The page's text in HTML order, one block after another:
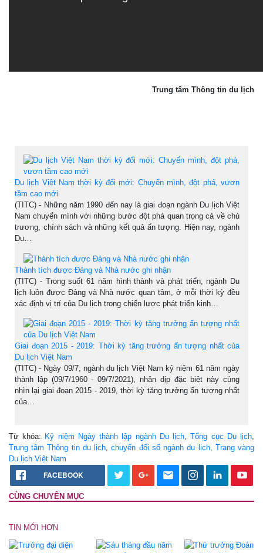
Trung tâm Thông tin du lịch
Du lịch Việt Nam thời kỳ đổi mới: Chuyển mình, đột phá, vươn
tầm cao mới
(TITC) - Những năm 1990 đến nay là giai đoạn ngành Du lịch Việt
Nam chuyển mình với những bước đột phá quan trọng cả về chủ
trương, chính sách và những kết quả ấn tượng. Hiện nay, ngành
Du…
Thành tích được Đảng và Nhà nước ghi nhận
(TITC) - Trong suốt 61 năm hình thành và phát triển, ngành Du
lịch luôn được Đảng và Nhà nước quan tâm, ở mỗi thời kỳ đều
xác định vị trí của Du lịch trong chiến lược phát triển kinh…
Giai đoạn 2015 - 2019: Thời kỳ tăng trưởng ấn tượng nhất của
Du lịch Việt Nam
(TITC) - Ngày 09/7, ngành du lịch Việt Nam kỷ niệm 61 năm ngày
thành lập (09/7/1960 - 09/7/2021), nhân dịp đặc biệt này cùng
nhìn lại giai đoạn 2015 - 2019, thời kỳ tăng trưởng ấn tượng nhất
của…
Từ khóa: Kỷ niệm Ngày thành lập ngành Du lịch ,Tổng cục Du lịch
Trung tâm Thông tin du lịch ,chuyển đổi số ngành du lịch, Trang vàng
Du lịch Việt Nam
FACEBOOK
CÙNG CHUYÊN MỤC
TIN MỚI HƠN